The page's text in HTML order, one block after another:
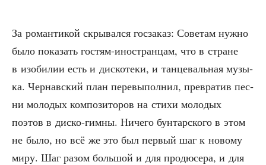
За роман­ти­кой скры­вал­ся гос­за­каз: Сове­там нуж­но
было пока­зать гостям-ино­стран­цам, что в стране
в изоби­лии есть и дис­ко­те­ки, и тан­це­валь­ная музы­
ка. Чер­нав­ский план пере­вы­пол­нил, пре­вра­тив пес­
ни моло­дых ком­по­зи­то­ров на сти­хи моло­дых
поэтов в дис­ко-гим­ны. Ниче­го бун­тар­ско­го в этом
не было, но всё же это был пер­вый шаг к ново­му
миру. Шаг разом боль­шой и для про­дю­се­ра, и для